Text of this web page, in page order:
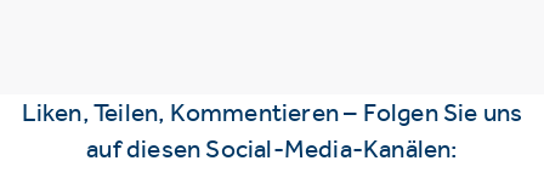
Liken, Teilen, Kommentieren – Folgen Sie uns
auf diesen Social-Media-Kanälen: